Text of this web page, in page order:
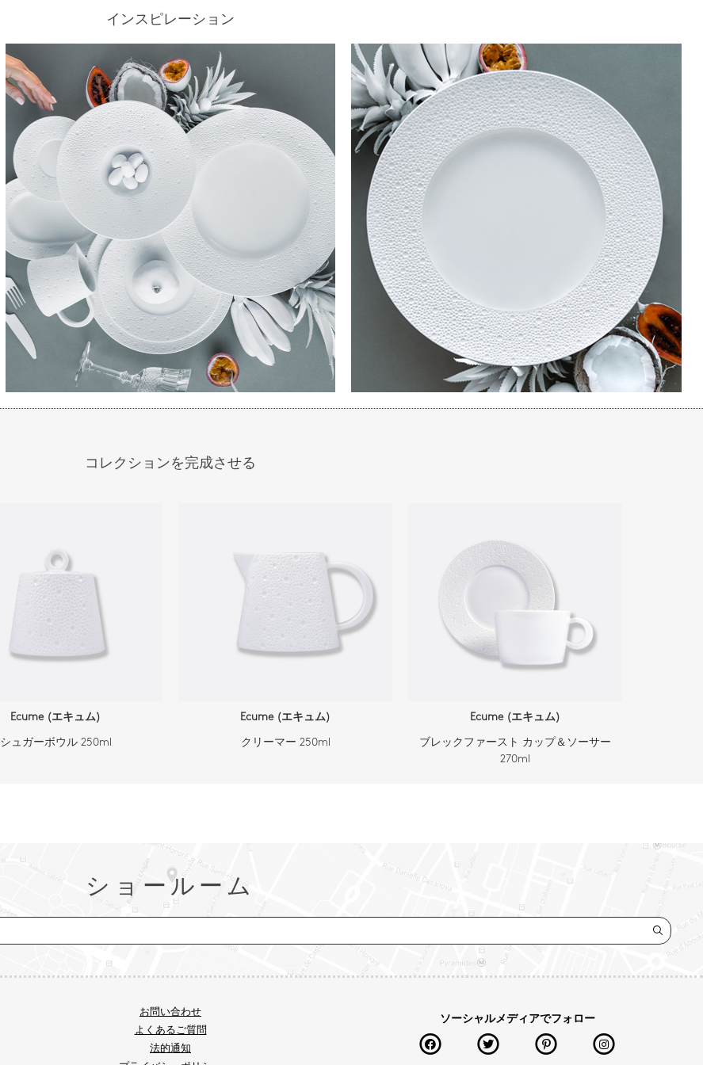
インスピレーション
コレクションを完成させる
Ecume (エキュム)
シュガーボウル 250ml
Ecume (エキュム)
クリーマー 250ml
Ecume (エキュム)
ブレックファースト カップ＆ソーサー
270ml
ショールーム
お問い合わせ
よくあるご質問
法的通知
ソーシャルメディアでフォロー